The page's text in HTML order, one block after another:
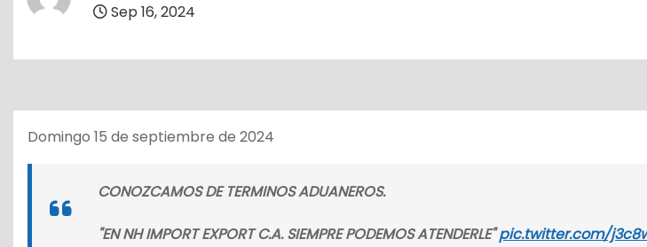
Sep 16, 2024
Domingo 15 de septiembre de 2024
CONOZCAMOS DE TERMINOS ADUANEROS.
"EN NH IMPORT EXPORT C.A. SIEMPRE PODEMOS ATENDERLE"pic.twitter.com/